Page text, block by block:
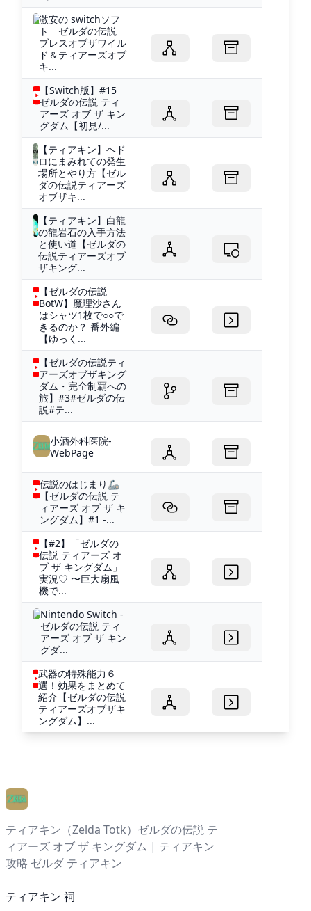
激安の switchソフ
ト ゼルダの伝説
ブレスオブザワイル
ド＆ティアーズオブ
キ...
【Switch版】#15
ゼルダの伝説 ティ
アーズ オブ ザ キン
グダム【初見/...
【ティアキン】ヘド
ロにまみれての発生
場所とやり方【ゼル
ダの伝説ティアーズ
オブザキ...
【ティアキン】白龍
の龍岩石の入手方法
と使い道【ゼルダの
伝説ティアーズオブ
ザキング...
【ゼルダの伝説
BotW】魔理沙さん
はシャツ1枚で○○で
きるのか？ 番外編
【ゆっく...
【ゼルダの伝説ティ
アーズオブザキング
ダム・完全制覇への
旅】#3#ゼルダの伝
説#テ...
小酒外科医院-
WebPage
伝説のはじまり🦾
【ゼルダの伝説 テ
ィアーズ オブ ザ キ
ングダム】#1 -...
【#2】「ゼルダの
伝説 ティアーズ オ
ブ ザ キングダム」
実況♡ 〜巨大扇風
機で...
Nintendo Switch -
ゼルダの伝説 ティ
アーズ オブ ザ キン
グダ...
武器の特殊能力６
選！効果をまとめて
紹介【ゼルダの伝説
ティアーズオブザキ
ングダム】...
ティアキン（Zelda Totk）ゼルダの伝説 テ
ィアーズ オブ ザ キングダム | ティアキン
攻略 ゼルダ ティアキン
ティアキン 祠